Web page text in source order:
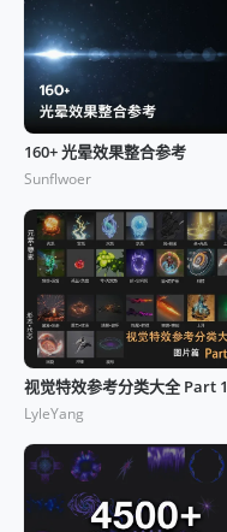
160+ 光晕效果整合参考
Sunflwoer
视觉特效参考分类大全 Part 1
LyleYang